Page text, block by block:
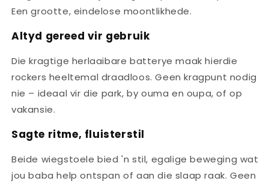
Een grootte, eindelose moontlikhede.
Altyd gereed vir gebruik
Die kragtige herlaaibare batterye maak hierdie
rockers heeltemal draadloos. Geen kragpunt nodig
nie – ideaal vir die park, by ouma en oupa, of op
vakansie.
Sagte ritme, fluisterstil
Beide wiegstoele bied 'n stil, egalige beweging wat
jou baba help ontspan of aan die slaap raak. Geen